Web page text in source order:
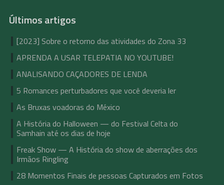
Últimos artigos
[2023] Sobre o retorno das atividades do Zona 33
APRENDA A USAR TELEPATIA NO YOUTUBE!
ANALISANDO CAÇADORES DE LENDA
5 Romances perturbadores que você deveria ler
As Bruxas voadoras do México
A História do Halloween — do Festival Celta do
Samhain até os dias de hoje
Freak Show — A História do show de aberrações dos
Irmãos Ringling
28 Momentos Finais de pessoas Capturados em Fotos